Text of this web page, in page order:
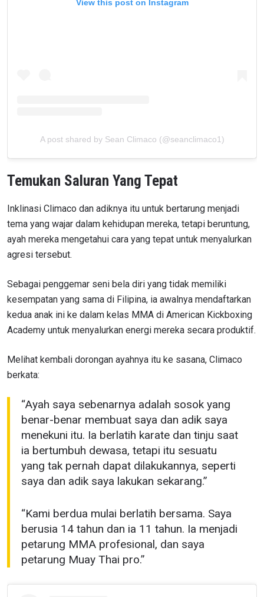
View this post on Instagram
A post shared by Sean Climaco (@seanclimaco1)
Temukan Saluran Yang Tepat
Inklinasi Climaco dan adiknya itu untuk bertarung menjadi
tema yang wajar dalam kehidupan mereka, tetapi beruntung,
ayah mereka mengetahui cara yang tepat untuk menyalurkan
agresi tersebut.
Sebagai penggemar seni bela diri yang tidak memiliki
kesempatan yang sama di Filipina, ia awalnya mendaftarkan
kedua anak ini ke dalam kelas MMA di American Kickboxing
Academy untuk menyalurkan energi mereka secara produktif.
Melihat kembali dorongan ayahnya itu ke sasana, Climaco
berkata:
“Ayah saya sebenarnya adalah sosok yang
benar-benar membuat saya dan adik saya
menekuni itu. Ia berlatih karate dan tinju saat
ia bertumbuh dewasa, tetapi itu sesuatu
yang tak pernah dapat dilakukannya, seperti
saya dan adik saya lakukan sekarang.”
“Kami berdua mulai berlatih bersama. Saya
berusia 14 tahun dan ia 11 tahun. Ia menjadi
petarung MMA profesional, dan saya
petarung Muay Thai pro.”